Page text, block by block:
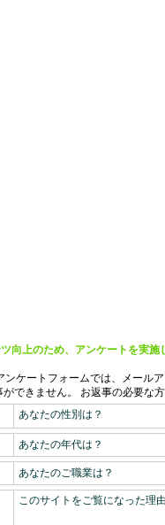
向上のため、アンケートを実施
ケートフォームでは、メール
できません。
お返事の必要な
あなたの性別は？
あなたの年代は？
あなたのご職業は？
このサイトをご覧になった理